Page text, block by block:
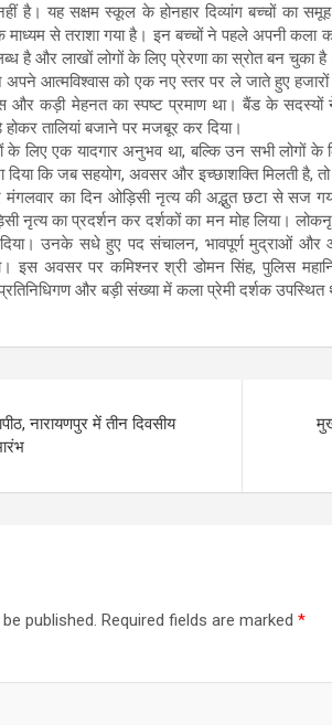
है। यह सक्षम स्कूल के होनहार दिव्यांग बच्चों का समूह
माध्यम से तराशा गया है। इन बच्चों ने पहले अपनी
है और लाखों लोगों के लिए प्रेरणा का स्रोत बन चुका
आत्मविश्वास को एक नए स्तर पर ले जाते हुए
और कड़ी मेहनत का स्पष्ट प्रमाण था। बैंड के सदस्यों
तालियां बजाने पर मजबूर कर दिया।
के लिए एक यादगार अनुभव था, बल्कि उन सभी लोगों
कि जब सहयोग, अवसर और इच्छाशक्ति मिलती है,
का दिन ओड़िसी नृत्य की अद्भुत छटा से सज
नृत्य का प्रदर्शन कर दर्शकों का मन मोह लिया।
उनके सधे हुए पद संचालन, भावपूर्ण मुद्राओं और
इस अवसर पर कमिश्नर श्री डोमन सिंह, पुलिस
और बड़ी संख्या में कला प्रेमी दर्शक उपस्थित
नारायणपुर में तीन दिवसीय
published. Required fields are marked *